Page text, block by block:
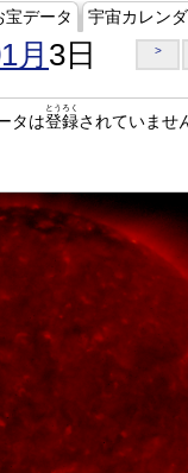
宝データ 宇宙カレン
月 3日 >
タは登録
とうろく
されていませ